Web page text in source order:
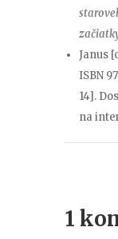
Janus
ISBN
14].
na
1